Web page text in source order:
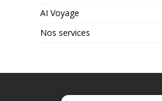
AI Voyage
Nos services